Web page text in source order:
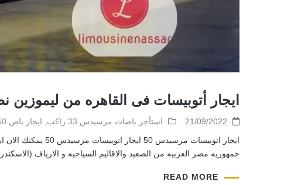
ايجار أتوبيسات فى القاهره من ليموزين
21/09/2022 استأجر باصات مرسيدس 33 راكب , ايجار باص 50 راكب
جمهوريه مصر العربيه من الصعيد والاقاليم السياحيه و الارياف
READ MORE